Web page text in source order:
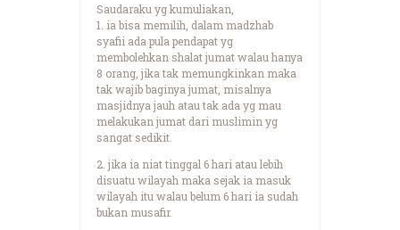
Saudaraku yg kumuliakan,
1. ia bisa memilih, dalam madzhab
syafii ada pula pendapat yg
membolehkan shalat jumat walau hanya
8 orang, jika tak memungkinkan maka
tak wajib baginya jumat, misalnya
masjidnya jauh atau tak ada yg mau
melakukan jumat dari muslimin yg
sangat sedikit.
2. jika ia niat tinggal 6 hari atau lebih
disuatu wilayah maka sejak ia masuk
wilayah itu walau belum 6 hari ia sudah
bukan musafir.